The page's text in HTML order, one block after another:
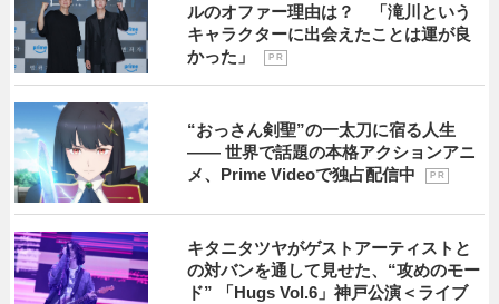
ルのオファー理由は？ 「滝川という
キャラクターに出会えたことは運が良
かった」
P R
“おっさん剣聖”の一太刀に宿る人生
―― 世界で話題の本格アクションアニ
メ、Prime Videoで独占配信中
P R
キタニタツヤがゲストアーティストと
の対バンを通して見せた、“攻めのモー
ド” 「Hugs Vol.6」神戸公演＜ライブ